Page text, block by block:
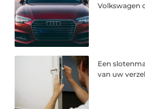
Volkswagen
Een
van uw